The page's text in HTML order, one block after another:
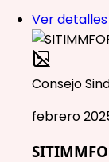
Ver detalles
Consejo
febrero